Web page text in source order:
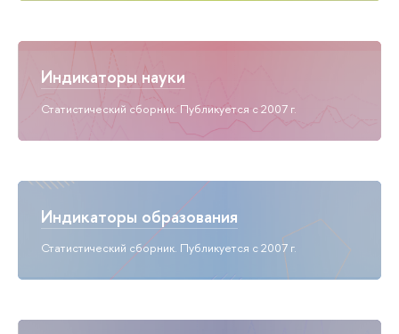
Индикаторы науки
Статистический сборник. Публикуется с 2007 г.
Индикаторы образования
Статистический сборник. Публикуется с 2007 г.